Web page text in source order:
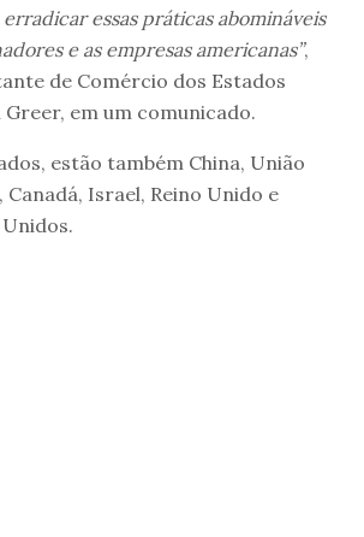
essas práticas abomináveis
e as empresas americanas”,
de Comércio dos Estados
Greer, em um comunicado.
estão também China, União
Canadá, Israel, Reino Unido e